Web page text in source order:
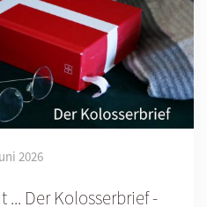
2026
... Der Kolosserbrief -